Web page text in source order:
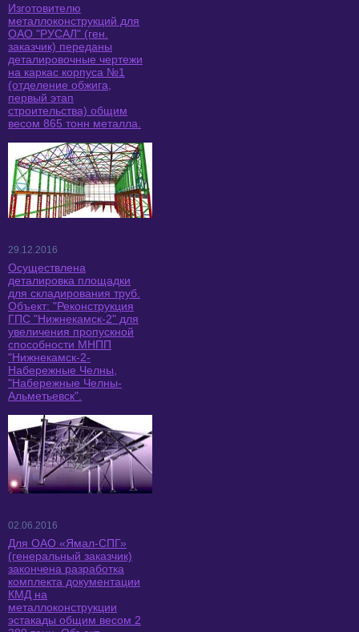
Изготовителю
металлоконструкций для
ОАО "РУСАЛ" (ген.
заказчик) переданы
деталировочные чертежи
на каркас корпуса №1
(отделение обжига,
первый этап
строительства) общим
весом 865 тонн металла.
29.12.2016
Осуществлена
деталировка площадки
для складирования труб.
Объект: "Реконструкция
ГПС "Нижнекамск-2" для
увеличения пропускной
способности МНПП
"Нижнекамск-2-
Набережные Челны,
"Набережные Челны-
Альметьевск".
02.06.2016
Для ОАО «Ямал-СПГ»
(генеральный заказчик)
закончена разработка
комплекта документации
КМД на
металлоконструкции
эстакады общим весом 2